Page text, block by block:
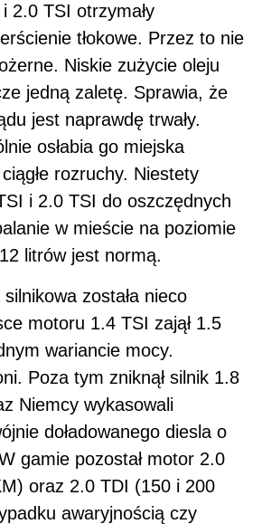
2.0 TSI otrzymały
tłokowe. Przez to nie
Niskie zużycie oleju
jedną zaletę. Sprawia, że
jest naprawdę trwały.
osłabia go miejska
rozruchy. Niestety
i 2.0 TSI do oszczędnych
w mieście na poziomie
litrów jest normą.
została nieco
motoru 1.4 TSI zajął 1.5
wariancie mocy.
Poza tym zniknął silnik 1.8
Niemcy wykasowali
doładowanego diesla o
gamie pozostał motor 2.0
oraz 2.0 TDI (150 i 200
awaryjnością czy